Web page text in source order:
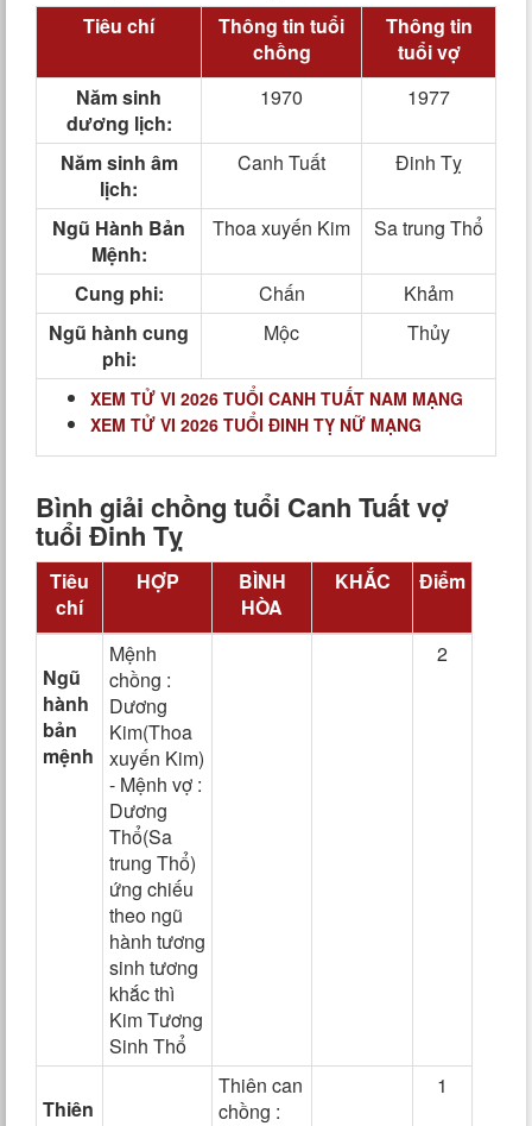
Tiêu chí
Thông tin tuổi
chồng
Thông tin
tuổi vợ
Năm sinh
dương lịch:
1970 1977
Năm sinh âm
lịch:
Canh Tuất Đinh Tỵ
Ngũ Hành Bản
Mệnh:
Thoa xuyến Kim Sa trung Thổ
Cung phi: Chấn
Khảm
Ngũ hành cung
phi:
Mộc Thủy
XEM TỬ VI 2026 TUỔI CANH TUẤT NAM MẠNG
XEM TỬ VI 2026 TUỔI ĐINH TỴ NỮ MẠNG
Bình giải chồng tuổi Canh Tuất vợ
tuổi Đinh Tỵ
Tiêu
chí
HỢP
BÌNH
HÒA
KHẮC Điểm
Ngũ
hành
bản
mệnh
Mệnh
chồng :
Dương
Kim(Thoa
xuyến Kim)
- Mệnh vợ :
Dương
Thổ(Sa
trung Thổ)
ứng chiếu
theo ngũ
hành tương
sinh tương
khắc thì
Kim Tương
Sinh Thổ
2
Thiên
Thiên can
chồng :
1